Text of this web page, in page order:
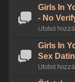
Girls In
- No
Utolsó
Girls In
Sex
Utolsó